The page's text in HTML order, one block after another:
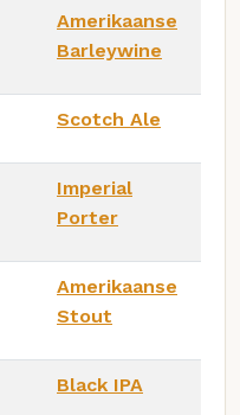
Amerikaanse
Barleywine
Scotch Ale
Imperial
Porter
Amerikaanse
Stout
Black IPA